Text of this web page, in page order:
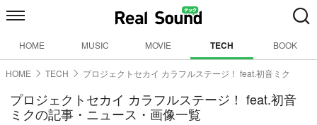
HOME MUSIC MOVIE TECH BOOK
HOME TECH プロジェクトセカイ カラフルステージ！ feat.初音ミク
プロジェクトセカイ カラフルステージ！ feat.初音
ミクの記事・ニュース・画像一覧